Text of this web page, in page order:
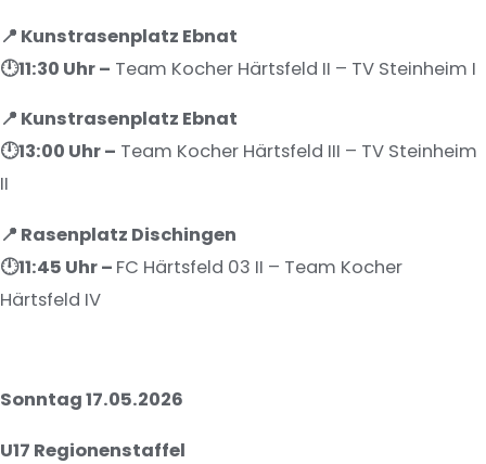
📍 Kunstrasenplatz Ebnat
🕛11:30 Uhr – Team Kocher Härtsfeld II – TV Steinheim I
📍 Kunstrasenplatz Ebnat
🕛13:00 Uhr – Team Kocher Härtsfeld III – TV Steinheim
II
📍 Rasenplatz Dischingen
🕛11:45 Uhr – FC Härtsfeld 03 II – Team Kocher
Härtsfeld IV
Sonntag 17.05.2026
U17 Regionenstaffel